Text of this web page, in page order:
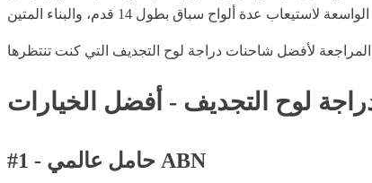
لوح التجديف - أفضل الخيارات
#1 - حامل عالمي ABN